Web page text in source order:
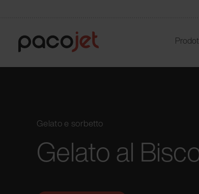
Gelato e sorbetto
Gelato al